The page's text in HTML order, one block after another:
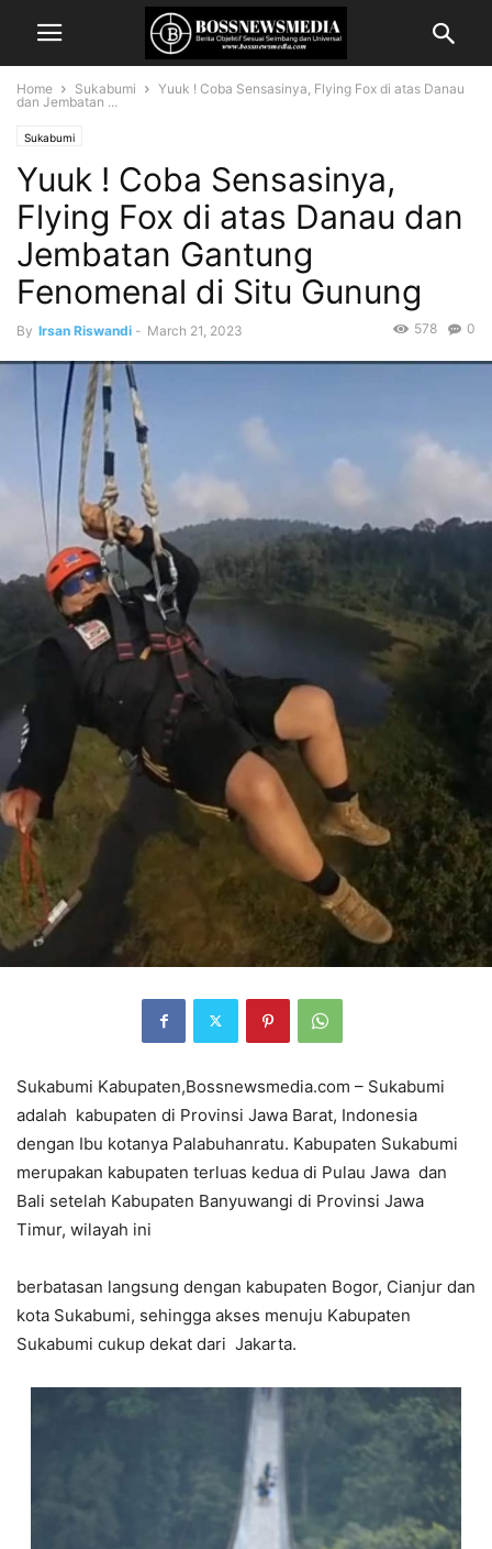
Home Sukabumi
Yuuk ! Coba Sensasinya, Flying Fox di atas Danau
dan Jembatan ...
Sukabumi
Yuuk ! Coba Sensasinya,
Flying Fox di atas Danau dan
Jembatan Gantung
Fenomenal di Situ Gunung
By Irsan Riswandi - March 21, 2023 0
578
Sukabumi Kabupaten,Bossnewsmedia.com – Sukabumi
adalah kabupaten di Provinsi Jawa Barat, Indonesia
dengan Ibu kotanya Palabuhanratu. Kabupaten Sukabumi
merupakan kabupaten terluas kedua di Pulau Jawa dan
Bali setelah Kabupaten Banyuwangi di Provinsi Jawa
Timur, wilayah ini
berbatasan langsung dengan kabupaten Bogor, Cianjur dan
kota Sukabumi, sehingga akses menuju Kabupaten
Sukabumi cukup dekat dari Jakarta.